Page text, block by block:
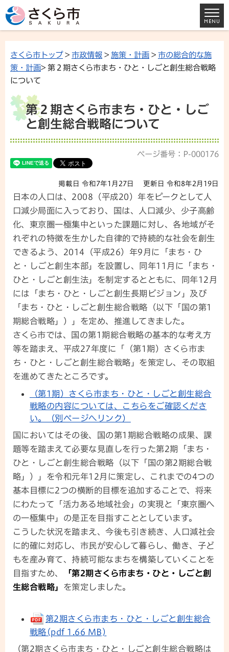
さくら市トップ> 市政情報 > 施策・計画 > 市の総合的な施
策・計画> 第２期さくら市まち・ひと・しごと創生総合戦略
について
第２期さくら市まち・ひと・しご
と創生総合戦略について
ページ番号：P-000176
掲載日 令和7年1月27日 更新日 令和8年2月19日
日本の人口は、2008（平成20）年をピークとして人
口減少局面に入っており、国は、人口減少、少子高齢
化、東京圏一極集中といった課題に対し、各地域がそ
れぞれの特徴を生かした自律的で持続的な社会を創生
できるよう、2014（平成26）年9月に「まち・ひ
と・しごと創生本部」を設置し、同年11月に「まち・
ひと・しごと創生法」を制定するとともに、同年12月
には「まち・ひと・しごと創生長期ビジョン」及び
「まち・ひと・しごと創生総合戦略（以下「国の第1
期総合戦略」）」を定め、推進してきました。
さくら市では、国の第1期総合戦略の基本的な考え方
等を踏まえ、平成27年度に「（第1期）さくら市ま
ち・ひと・しごと創生総合戦略」を策定し、その取組
を進めてきたところです。
（第1期）さくら市まち・ひと・しごと創生総合
戦略の内容については、こちらをご確認くださ
い。（別ページへリンク）
国においてはその後、国の第1期総合戦略の成果、課
題等を踏まえて必要な見直しを行った第2期「まち・
ひと・しごと創生総合戦略（以下「国の第2期総合戦
略」）」を令和元年12月に策定し、これまでの4つの
基本目標に2つの横断的目標を追加することで、将来
にわたって「活力ある地域社会」の実現と「東京圏へ
の一極集中」の是正を目指すこととしています。
こうした状況を踏まえ、今後も引き続き、人口減社会
に的確に対応し、市民が安心して暮らし、働き、子ど
もを産み育て、持続可能なまちを構築していくことを
目指すため、
「第2期さくら市まち・ひと・しごと創
生総合戦略」 を策定しました。
第2期さくら市まち・ひと・しごと創生総合
戦略(pdf 1.66 MB)
（第2期さくら市まち・ひと・しごと創生総合戦略は